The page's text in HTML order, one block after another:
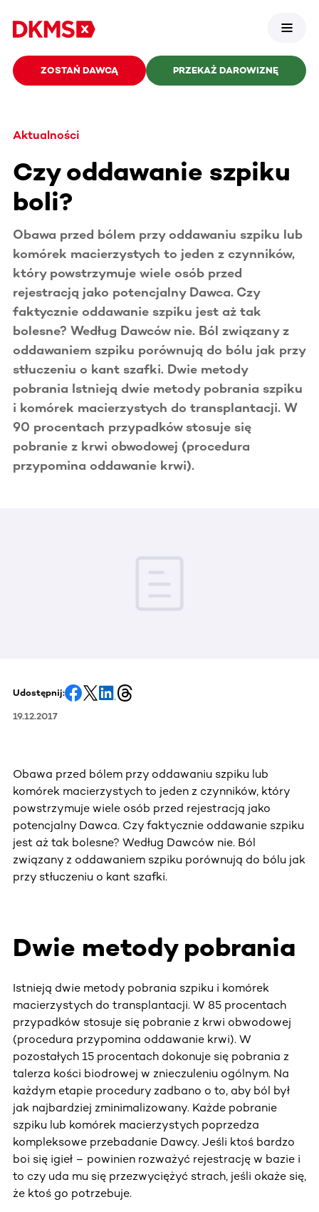
ZOSTAŃ DAWCĄ PRZEKAŻ DAROWIZNĘ
Aktualności
Czy oddawanie szpiku
boli?
Obawa przed bólem przy oddawaniu szpiku lub
komórek macierzystych to jeden z czynników,
który powstrzymuje wiele osób przed
rejestracją jako potencjalny Dawca. Czy
faktycznie oddawanie szpiku jest aż tak
bolesne? Według Dawców nie. Ból związany z
oddawaniem szpiku porównują do bólu jak przy
stłuczeniu o kant szafki. Dwie metody
pobrania Istnieją dwie metody pobrania szpiku
i komórek macierzystych do transplantacji. W
90 procentach przypadków stosuje się
pobranie z krwi obwodowej (procedura
przypomina oddawanie krwi).
Udostępnij:
19.12.2017
Obawa przed bólem przy oddawaniu szpiku lub
komórek macierzystych to jeden z czynników, który
powstrzymuje wiele osób przed rejestracją jako
potencjalny Dawca. Czy faktycznie oddawanie szpiku
jest aż tak bolesne? Według Dawców nie. Ból
związany z oddawaniem szpiku porównują do bólu jak
przy stłuczeniu o kant szafki.
Dwie metody pobrania
Istnieją dwie metody pobrania szpiku i komórek
macierzystych do transplantacji. W 85 procentach
przypadków stosuje się pobranie z krwi obwodowej
(procedura przypomina oddawanie krwi). W
pozostałych 15 procentach dokonuje się pobrania z
talerza kości biodrowej w znieczuleniu ogólnym. Na
każdym etapie procedury zadbano o to, aby ból był
jak najbardziej zminimalizowany. Każde pobranie
szpiku lub komórek macierzystych poprzedza
kompleksowe przebadanie Dawcy. Jeśli ktoś bardzo
boi się igieł – powinien rozważyć rejestrację w bazie i
to czy uda mu się przezwyciężyć strach, jeśli okaże się,
że ktoś go potrzebuje.